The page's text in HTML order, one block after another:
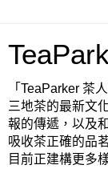
「TeaParker 茶
三地茶的最新文
報的傳遞，以及
吸收茶正確的品
目前正建構更多